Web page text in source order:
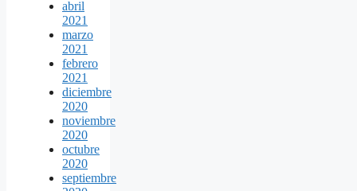
abril
2021
marzo
2021
febrero
2021
diciembre
2020
noviembre
2020
octubre
2020
septiembre